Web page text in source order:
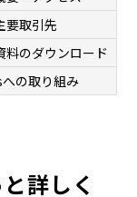
要取引先
料のダウンロード
への取り組み
詳しく